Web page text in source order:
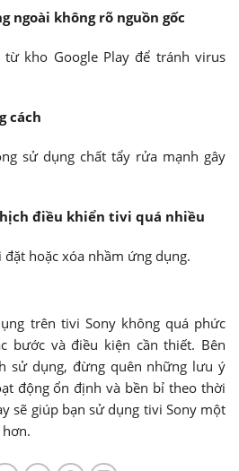
ngoài không rõ nguồn gốc
kho Google Play để tránh virus
cách
sử dụng chất tẩy rửa mạnh gây
điều khiển tivi quá nhiều
hoặc xóa nhầm ứng dụng.
trên tivi Sony không quá phức
bước và điều kiện cần thiết. Bên
sử dụng, đừng quên những lưu ý
động ổn định và bền bỉ theo thời
sẽ giúp bạn sử dụng tivi Sony một